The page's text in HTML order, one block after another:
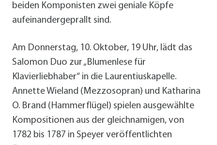
beiden Komponisten zwei geniale Köpfe
aufeinandergeprallt sind.
Am Donnerstag, 10. Oktober, 19 Uhr, lädt das
Salomon Duo zur „Blumenlese für
Klavierliebhaber“ in die Laurentiuskapelle.
Annette Wieland (Mezzosopran) und Katharina
O. Brand (Hammerflügel) spielen ausgewählte
Kompositionen aus der gleichnamigen, von
1782 bis 1787 in Speyer veröffentlichten